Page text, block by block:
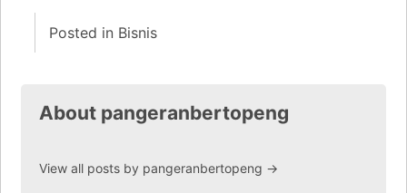
Posted in Bisnis
About pangeranbertopeng
View all posts by pangeranbertopeng →